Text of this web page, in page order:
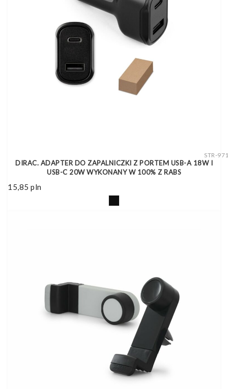
STR-
DIRAC. ADAPTER DO ZAPALNICZKI Z PORTEM USB-A 18W I
USB-C 20W WYKONANY W 100% Z RABS
15,85 pln